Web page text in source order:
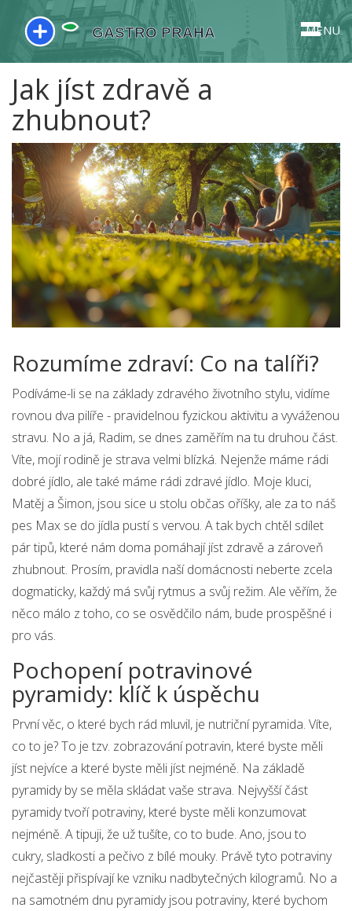
MENU
Jak jíst zdravě a
zhubnout?
Rozumíme zdraví: Co na talíři?
Podíváme-li se na základy zdravého životního stylu, vidíme
rovnou dva pilíře - pravidelnou fyzickou aktivitu a vyváženou
stravu. No a já, Radim, se dnes zaměřím na tu druhou část.
Víte, mojí rodině je strava velmi blízká. Nejenže máme rádi
dobré jídlo, ale také máme rádi zdravé jídlo. Moje kluci,
Matěj a Šimon, jsou sice u stolu občas oříšky, ale za to náš
pes Max se do jídla pustí s vervou. A tak bych chtěl sdílet
pár tipů, které nám doma pomáhají jíst zdravě a zároveň
zhubnout. Prosím, pravidla naší domácnosti neberte zcela
dogmaticky, každý má svůj rytmus a svůj režim. Ale věřím, že
něco málo z toho, co se osvědčilo nám, bude prospěšné i
pro vás.
Pochopení potravinové
pyramidy: klíč k úspěchu
První věc, o které bych rád mluvil, je nutriční pyramida. Víte,
co to je? To je tzv. zobrazování potravin, které byste měli
jíst nejvíce a které byste měli jíst nejméně. Na základě
pyramidy by se měla skládat vaše strava. Nejvyšší část
pyramidy tvoří potraviny, které byste měli konzumovat
nejméně. A tipuji, že už tušíte, co to bude. Ano, jsou to
cukry, sladkosti a pečivo z bílé mouky. Právě tyto potraviny
nejčastěji přispívají ke vzniku nadbytečných kilogramů. No a
na samotném dnu pyramidy jsou potraviny, které bychom